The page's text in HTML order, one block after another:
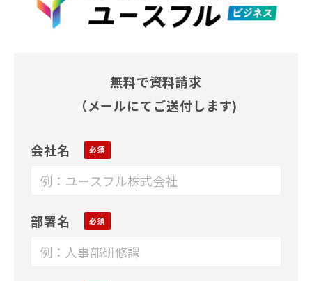
無料で資料請求
（メールにてご送付します)
会社名
部署名